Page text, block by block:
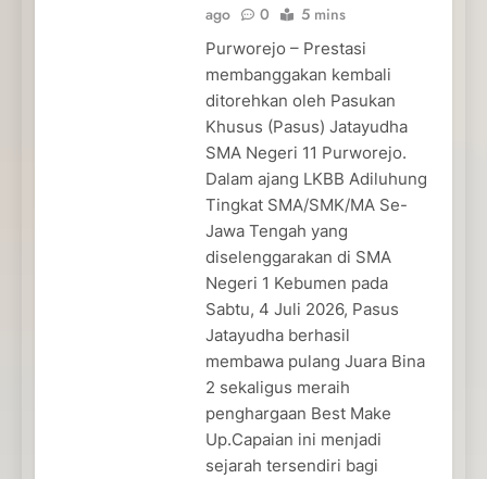
ago
0 5 mins
Purworejo – Prestasi
membanggakan kembali
ditorehkan oleh Pasukan
Khusus (Pasus) Jatayudha
SMA Negeri 11 Purworejo.
Dalam ajang LKBB Adiluhung
Tingkat SMA/SMK/MA Se-
Jawa Tengah yang
diselenggarakan di SMA
Negeri 1 Kebumen pada
Sabtu, 4 Juli 2026, Pasus
Jatayudha berhasil
membawa pulang Juara Bina
2 sekaligus meraih
penghargaan Best Make
Up.Capaian ini menjadi
sejarah tersendiri bagi